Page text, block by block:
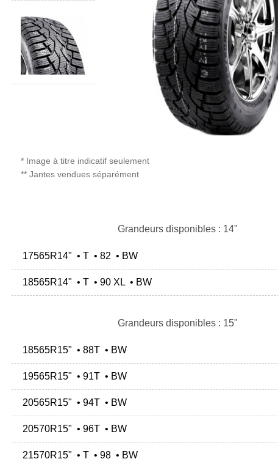
* Image à titre indicatif seulement
** Jantes vendues séparément
Grandeurs disponibles : 14"
17565R14" • T • 82 • BW
18565R14" • T • 90 XL • BW
Grandeurs disponibles : 15"
18565R15" • 88T • BW
19565R15" • 91T • BW
20565R15" • 94T • BW
20570R15" • 96T • BW
21570R15" • T • 98 • BW